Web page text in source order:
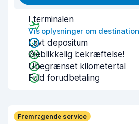
I terminalen
Vis oplysninger om destination
Lavt depositum
Øjeblikkelig bekræftelse!
Ubegrænset kilometertal
Fuld forudbetaling
Fremragende service